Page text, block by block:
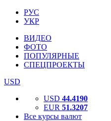
РУС
УКР
ВИДЕО
ФОТО
ПОПУЛЯРНЫЕ
СПЕЦПРОЕКТЫ
USD
USD 44.4190
EUR 51.3207
Все курсы валют